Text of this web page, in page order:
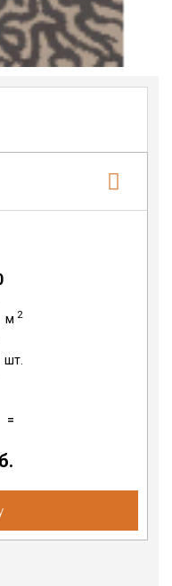
м 2
шт.
=